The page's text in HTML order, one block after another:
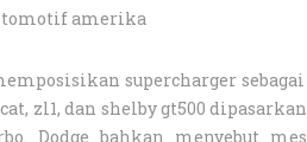
amerika
supercharger
zl1, dan shelby gt500
Dodge bahkan menyebut